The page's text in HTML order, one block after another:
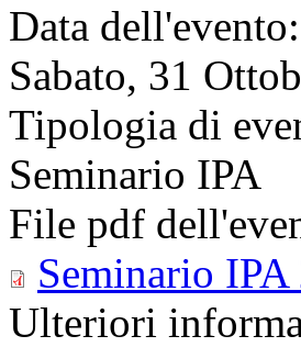
Data dell'evento:
Sabato, 31
Tipologia di
Seminario IPA
File pdf
Seminario
Ulteriori